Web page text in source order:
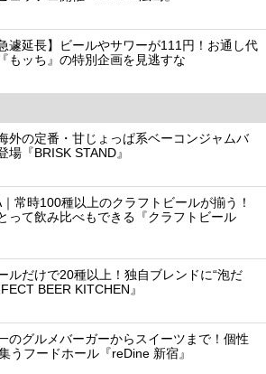
遽延長】ビールやサワーが111円！お通し代
もッち』の特別企画を見逃すな
外の定番・甘じょっぱ系ベーコンジャムバ
場『BRISK STAND』
常時100種以上のクラフトビールが揃う！
って飲み比べもできる『クラフトビール
ルだけで20種以上！独自ブレンドに“泡だ
BEER KITCHEN』
のグルメバーガーからスイーツまで！個性
うフードホール『reDine 新宿』